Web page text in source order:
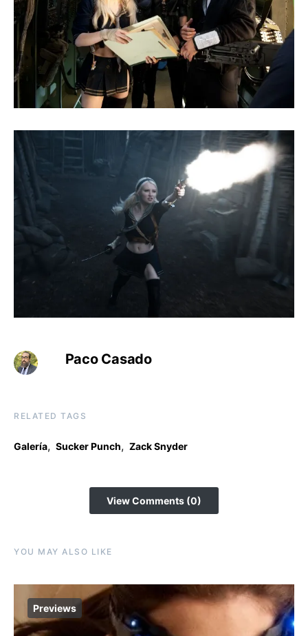
Paco Casado
RELATED TAGS
Galería, Sucker Punch, Zack Snyder
View Comments (0)
YOU MAY ALSO LIKE
Previews